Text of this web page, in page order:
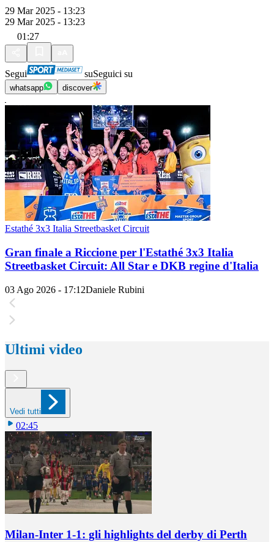
29 Mar 2025 - 13:23
29 Mar 2025 - 13:23
01:27
Segui suSeguici su
whatsapp discover
Estathé 3x3 Italia Streetbasket Circuit
Gran finale a Riccione per l'Estathé 3x3 Italia
Streetbasket Circuit: All Star e DKB regine d'Italia
03 Ago 2026 - 17:12Daniele Rubini
Ultimi video
Vedi tutti
02:45
Milan-Inter 1-1: gli highlights del derby di Perth